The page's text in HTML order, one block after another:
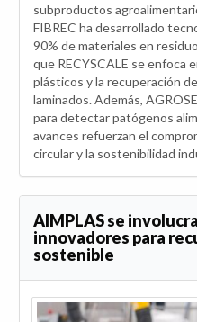
subproductos
FIBREC ha desarrollado
90% de materiales en
que RECYSCALE se enfoca
plásticos y la recuperación
laminados. Además,
para detectar patógenos
avances refuerzan el
circular y la sostenibilidad
AIMPLAS se
innovadores para
sostenible